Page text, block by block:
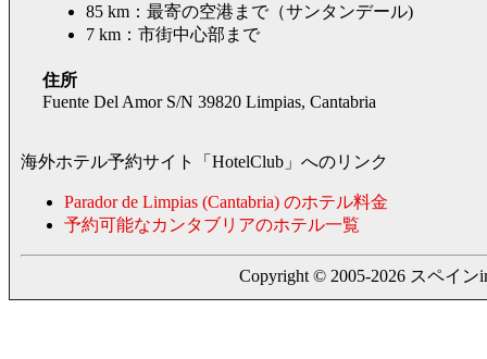
85 km：最寄の空港まで（サンタンデール)
7 km：市街中心部まで
住所
Fuente Del Amor S/N 39820 Limpias, Cantabria
海外ホテル予約サイト「HotelClub」へのリンク
Parador de Limpias (Cantabria) のホテル料金
予約可能なカンタブリアのホテル一覧
Copyright © 2005-2026 スペイン